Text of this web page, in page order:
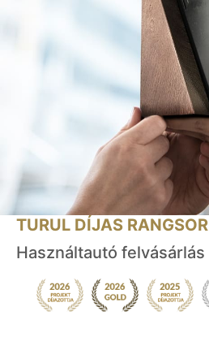
TURUL DÍJAS RANGSOR
Használtautó felvásárlás